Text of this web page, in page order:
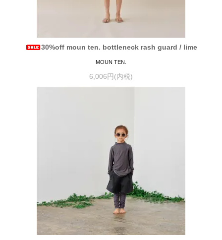
30%off moun ten. bottleneck rash guard / lime
MOUN TEN.
6,006円(内税)